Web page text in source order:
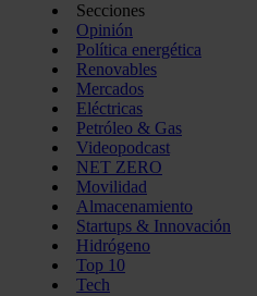
Secciones
Opinión
Política energética
Renovables
Mercados
Eléctricas
Petróleo & Gas
Videopodcast
NET ZERO
Movilidad
Almacenamiento
Startups & Innovación
Hidrógeno
Top 10
Tech